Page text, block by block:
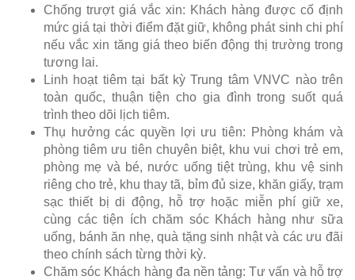
Chống trượt giá vắc xin: Khách hàng được cố định
mức giá tại thời điểm đặt giữ, không phát sinh chi phí
nếu vắc xin tăng giá theo biến động thị trường trong
tương lai.
Linh hoạt tiêm tại bất kỳ Trung tâm VNVC nào trên
toàn quốc, thuận tiện cho gia đình trong suốt quá
trình theo dõi lịch tiêm.
Thụ hưởng các quyền lợi ưu tiên: Phòng khám và
phòng tiêm ưu tiên chuyên biệt, khu vui chơi trẻ em,
phòng mẹ và bé, nước uống tiệt trùng, khu vệ sinh
riêng cho trẻ, khu thay tã, bỉm đủ size, khăn giấy, trạm
sạc thiết bị di động, hỗ trợ hoặc miễn phí giữ xe,
cùng các tiện ích chăm sóc Khách hàng như sữa
uống, bánh ăn nhẹ, quà tặng sinh nhật và các ưu đãi
theo chính sách từng thời kỳ.
Chăm sóc Khách hàng đa nền tảng: Tư vấn và hỗ trợ